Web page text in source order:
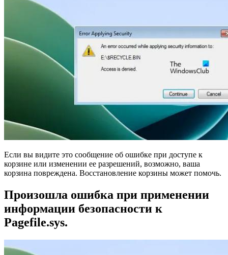
Если вы видите это сообщение об ошибке при доступе к
корзине или изменении ее разрешений, возможно, ваша
корзина повреждена. Восстановление корзины может помочь.
Произошла ошибка при применении
информации безопасности к
Pagefile.sys.